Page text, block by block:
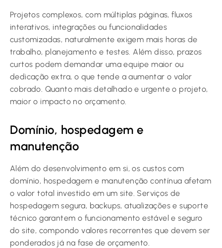
Projetos complexos, com múltiplas páginas, fluxos
interativos, integrações ou funcionalidades
customizadas, naturalmente exigem mais horas de
trabalho, planejamento e testes. Além disso, prazos
curtos podem demandar uma equipe maior ou
dedicação extra, o que tende a aumentar o valor
cobrado. Quanto mais detalhado e urgente o projeto,
maior o impacto no orçamento.
Domínio, hospedagem e
manutenção
Além do desenvolvimento em si, os custos com
domínio, hospedagem e manutenção contínua afetam
o valor total investido em um site. Serviços de
hospedagem segura, backups, atualizações e suporte
técnico garantem o funcionamento estável e seguro
do site, compondo valores recorrentes que devem ser
ponderados já na fase de orçamento.